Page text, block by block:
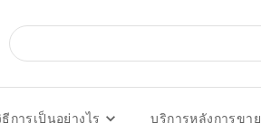
การเป็นอย่างไร บริการหลังการขาย